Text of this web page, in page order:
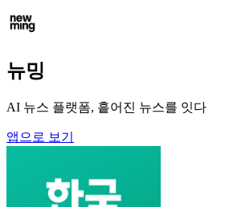
뉴밍
AI 뉴스 플랫폼, 흩어진 뉴스를 잇다
앱으로 보기